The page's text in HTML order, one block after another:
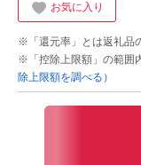
お気に入り
※「還元率」とは返礼品
※「控除上限額」の範囲
除上限額を調べる）